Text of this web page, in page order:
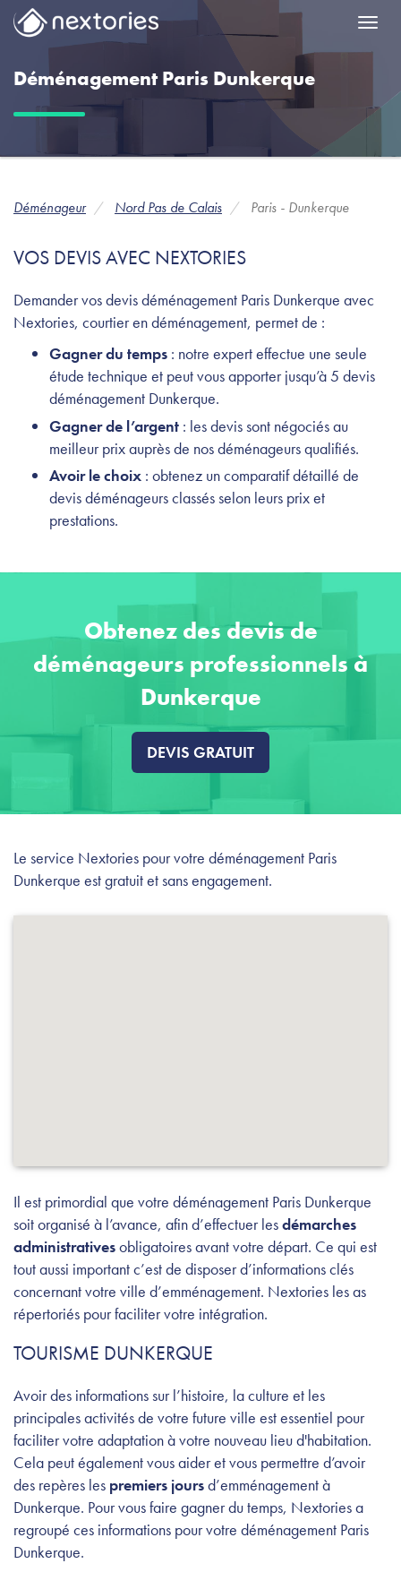
Déménagement Paris Dunkerque
Déménageur Nord Pas de Calais Paris - Dunkerque
VOS DEVIS AVEC NEXTORIES
Demander vos devis déménagement Paris Dunkerque avec
Nextories, courtier en déménagement, permet de :
Gagner du temps : notre expert effectue une seule
étude technique et peut vous apporter jusqu’à 5 devis
déménagement Dunkerque.
Gagner de l’argent : les devis sont négociés au
meilleur prix auprès de nos déménageurs qualifiés.
Avoir le choix : obtenez un comparatif détaillé de
devis déménageurs classés selon leurs prix et
prestations.
Obtenez des devis de
déménageurs professionnels à
Dunkerque
DEVIS GRATUIT
Le service Nextories pour votre déménagement Paris
Dunkerque est gratuit et sans engagement.
Il est primordial que votre déménagement Paris Dunkerque
soit organisé à l’avance, afin d’effectuer lesdémarches
administrativesobligatoires avant votre départ. Ce qui est
tout aussi important c’est de disposer d’informations clés
concernant votre ville d’emménagement. Nextories les as
répertoriés pour faciliter votre intégration.
TOURISME DUNKERQUE
Avoir des informations sur l’histoire, la culture et les
principales activités de votre future ville est essentiel pour
faciliter votre adaptation à votre nouveau lieu d'habitation.
Cela peut également vous aider et vous permettre d’avoir
des repères les premiers joursd’emménagement à
Dunkerque. Pour vous faire gagner du temps, Nextories a
regroupé ces informations pour votre déménagement Paris
Dunkerque.